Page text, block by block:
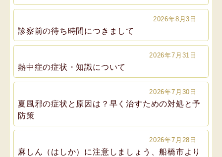
2026年8月3日
診察前の待ち時間につきまして
2026年7月31日
熱中症の症状・知識について
2026年7月30日
夏風邪の症状と原因は？早く治すための対処と予
防策
2026年7月28日
麻しん（はしか）に注意しましょう、船橋市より